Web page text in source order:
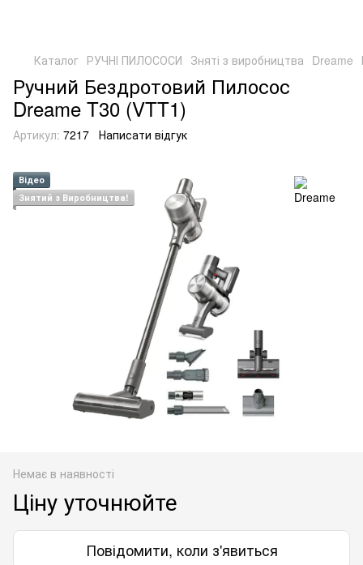
Каталог РУЧНІ ПИЛОСОСИ Зняті з виробництва Dreame
Ручний Бездротовий Пилосос
Dreame T30 (VTT1)
Артикул: 7217 Написати відгук
Відео
Знятий з Виробництва!
Немає в наявності
Ціну уточнюйте
Повідомити, коли з'явиться